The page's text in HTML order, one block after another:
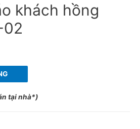
khách hồng
02
tại nhà*)